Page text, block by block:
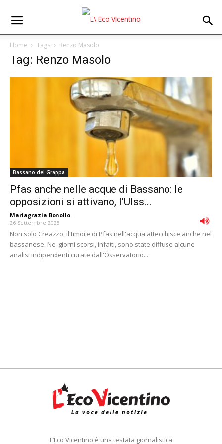
Home Tags Renzo Masolo
Tag: Renzo Masolo
Bassano del Grappa
Pfas anche nelle acque di Bassano: le
opposizioni si attivano, l’Ulss...
Mariagrazia Bonollo -
26 Settembre 2025
Non solo Creazzo, il timore di Pfas nell'acqua attecchisce anche nel
bassanese. Nei giorni scorsi, infatti, sono state diffuse alcune
analisi indipendenti curate dall'Osservatorio...
L’Eco Vicentino è una testata giornalistica